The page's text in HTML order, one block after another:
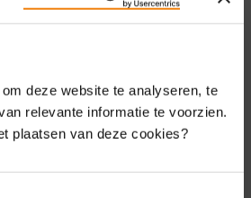
deze website te analyseren, te
relevante informatie te voorzien.
plaatsen van deze cookies?